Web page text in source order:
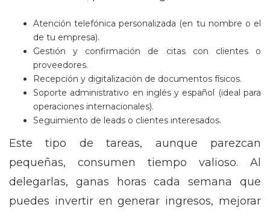
Atención telefónica personalizada (en tu nombre o el
de tu empresa).
Gestión y confirmación de citas con clientes o
proveedores.
Recepción y digitalización de documentos físicos.
Soporte administrativo en inglés y español (ideal para
operaciones internacionales).
Seguimiento de leads o clientes interesados.
Este tipo de tareas, aunque parezcan
pequeñas, consumen tiempo valioso. Al
delegarlas, ganas horas cada semana que
puedes invertir en generar ingresos, mejorar